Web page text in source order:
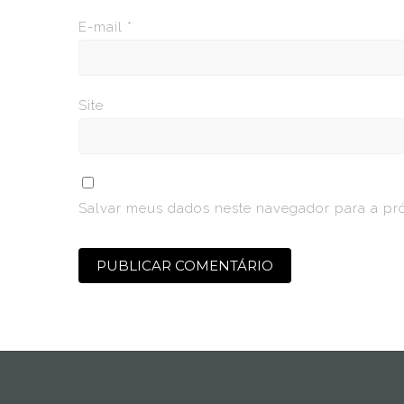
E-mail *
Site
Salvar meus dados neste navegador para a